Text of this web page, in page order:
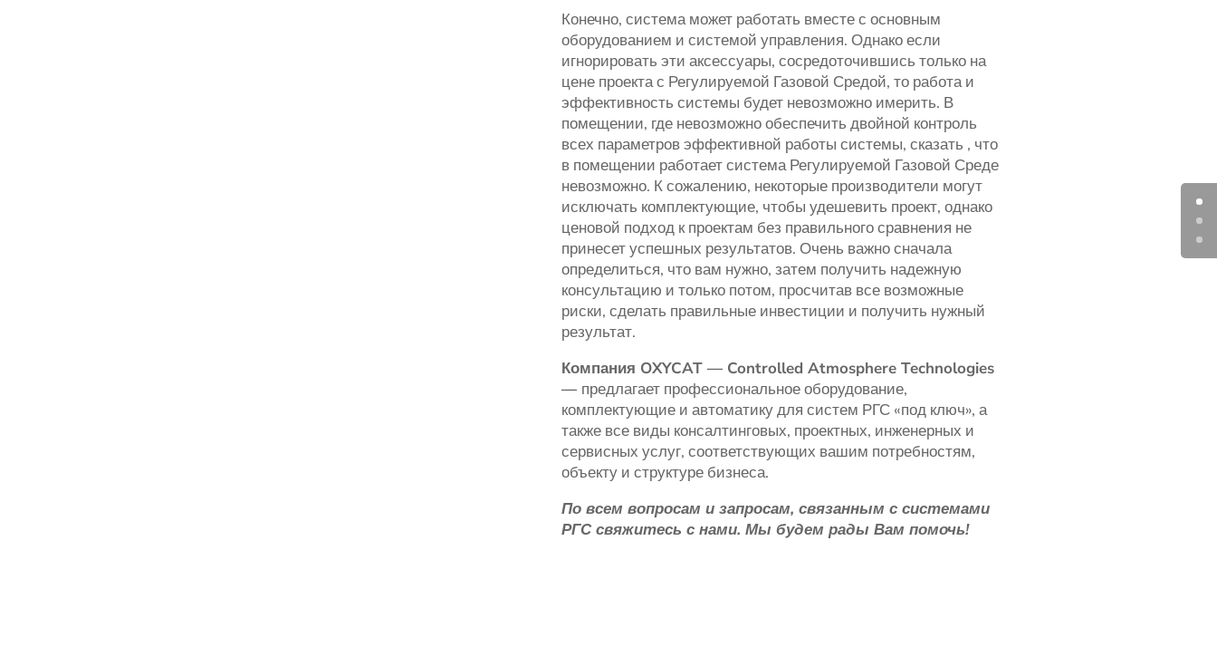
Конечно, система может работать вместе с основным
оборудованием и системой управления. Однако если
игнорировать эти аксессуары, сосредоточившись только на
цене проекта с Регулируемой Газовой Средой, то работа и
эффективность системы будет невозможно имерить. В
помещении, где невозможно обеспечить двойной контроль
всех параметров эффективной работы системы, сказать , что
в помещении работает система Регулируемой Газовой Среде
невозможно. К сожалению, некоторые производители могут
исключать комплектующие, чтобы удешевить проект, однако
ценовой подход к проектам без правильного сравнения не
принесет успешных результатов. Очень важно сначала
определиться, что вам нужно, затем получить надежную
консультацию и только потом, просчитав все возможные
риски, сделать правильные инвестиции и получить нужный
результат.
Компания OXYCAT — Controlled Atmosphere Technologies
— предлагает профессиональное оборудование,
комплектующие и автоматику для систем РГС «под ключ», а
также все виды консалтинговых, проектных, инженерных и
сервисных услуг, соответствующих вашим потребностям,
объекту и структуре бизнеса.
По всем вопросам и запросам, связанным с системами
РГС свяжитесь с нами. Мы будем рады Вам помочь!